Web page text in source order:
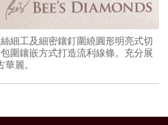
細工及細密鑲釘圍繞圓形明亮式切
圍鑲嵌方式打造流利線條。充分展
麗。